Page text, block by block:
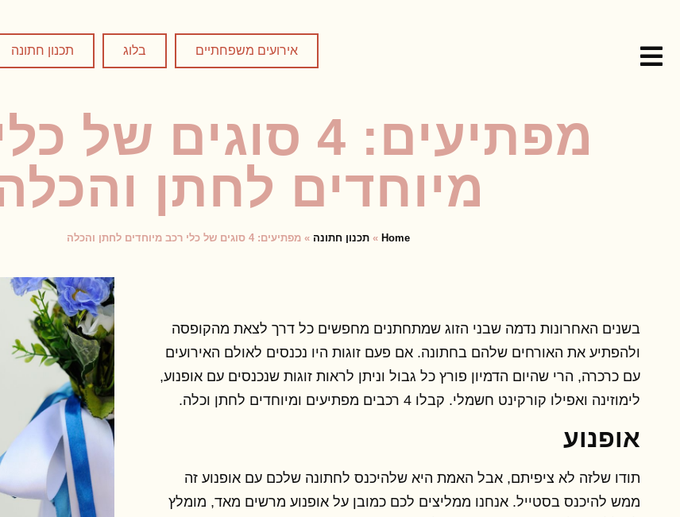
אירועים משפחתיים בלוג תכנון חתונה
מפתיעים: 4 סוגים
מיוחדים לחתן
Home
»תכנון חתונה »מפתיעים: 4 סוגים של כלי רכב מיוחדים לחתן והכלה
בשנים האחרונות נדמה שבני הזוג שמתחתנים מחפשים כל דרך לצאת מהקופסה
ולהפתיע את האורחים שלהם בחתונה. אם פעם זוגות היו נכנסים לאולם האירועים
עם כרכרה, הרי שהיום הדמיון פורץ כל גבול וניתן לראות זוגות שנכנסים עם אופנוע,
לימוזינה ואפילו קורקינט חשמלי. קבלו 4 רכבים מפתיעים ומיוחדים לחתן וכלה.
אופנוע
תודו שלזה לא ציפיתם, אבל האמת היא שלהיכנס לחתונה שלכם עם אופנוע זה
ממש להיכנס בסטייל. אנחנו ממליצים לכם כמובן על אופנוע מרשים מאד, מומלץ